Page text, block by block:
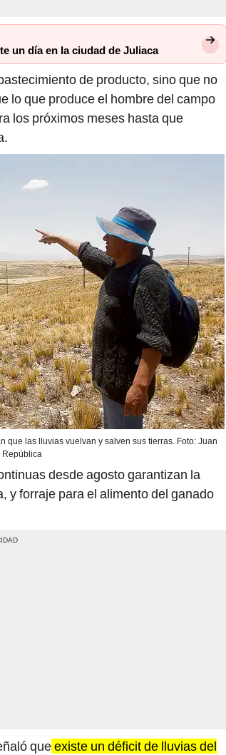
un día en la ciudad de Juliaca
de producto, sino que no
lo que produce el hombre del campo
los próximos meses hasta que
que las lluvias vuelvan y salven sus tierras. Foto: Juan
República
desde agosto garantizan la
y forraje para el alimento del ganado
queexiste un déficit de lluvias del